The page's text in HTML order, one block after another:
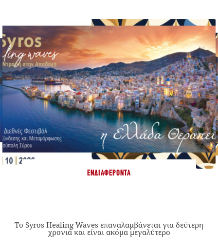
ΕΝΔΙΑΦΈΡΟΝΤΑ
Το Syros Healing Waves επαναλαμβάνεται για δεύτερη
χρονιά και είναι ακόμα μεγαλύτερο